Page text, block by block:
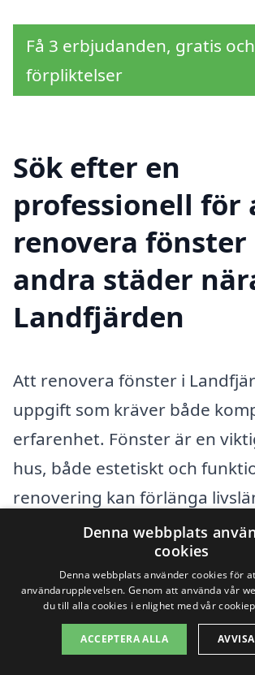
Få 3 erbjudanden, gratis
förpliktelser
Sök efter en
professionell för
renovera fönster
andra städer
Landfjärden
Att renovera fönster i
uppgift som kräver både
erfarenhet. Fönster är en
hus, både estetiskt och
renovering kan förlänga
dina fönster och förbättra
vilket i sin tur kan sänka
När du söker efter hjälp med
renoveringen, kan det vara
att också överväga företag i
Denna webbplats
cookies
Denna webbplats använder cookies för
användarupplevelsen. Genom att använda vår
du till alla cookies i enlighet med vår
ACCEPTERA ALLA